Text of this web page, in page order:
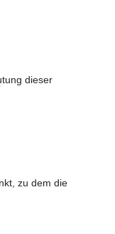
dieser
zu dem die